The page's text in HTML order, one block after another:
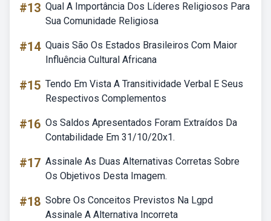
#13 Qual A Importância Dos Líderes Religiosos Para
Sua Comunidade Religiosa
#14 Quais São Os Estados Brasileiros Com Maior
Influência Cultural Africana
#15 Tendo Em Vista A Transitividade Verbal E Seus
Respectivos Complementos
#16 Os Saldos Apresentados Foram Extraídos Da
Contabilidade Em 31/10/20x1.
#17 Assinale As Duas Alternativas Corretas Sobre
Os Objetivos Desta Imagem.
#18 Sobre Os Conceitos Previstos Na Lgpd
Assinale A Alternativa Incorreta